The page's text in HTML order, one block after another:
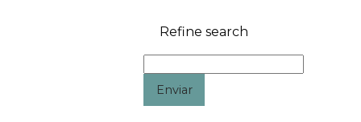
Refine search
Enviar